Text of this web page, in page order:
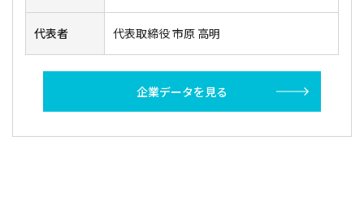
代表者 代表取締役 市原 高明
企業データを見る